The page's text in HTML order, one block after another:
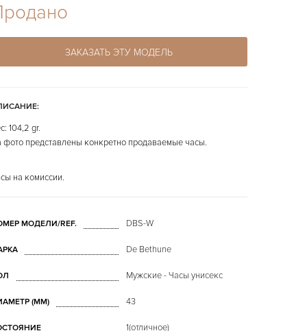
ЗАКАЗАТЬ ЭТУ МОДЕЛЬ
104,2 gr.
фото представлены конкретно продаваемые часы.
на комиссии.
МОДЕЛИ/REF. DBS-W
De Bethune
Мужские - Часы унисекс
(MM) 43
1(отличное)